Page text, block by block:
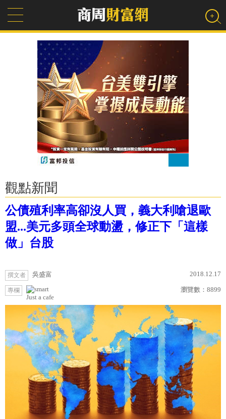
觀點新聞
公債殖利率高卻沒人買，義大利嗆退歐
盟...美元多頭全球動盪，修正下「這樣
做」台股
撰文者 吳盛富 2018.12.17
專欄
Just a cafe
瀏覽數： 8899